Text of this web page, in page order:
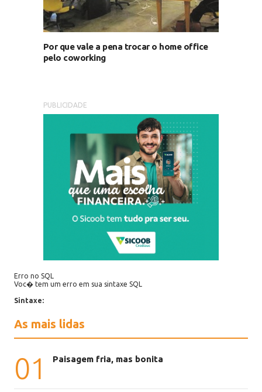
Por que vale a pena trocar o home office
pelo coworking
PUBLICIDADE
Erro no SQL
Voc� tem um erro em sua sintaxe SQL
Sintaxe:
As mais lidas
01 Paisagem fria, mas bonita